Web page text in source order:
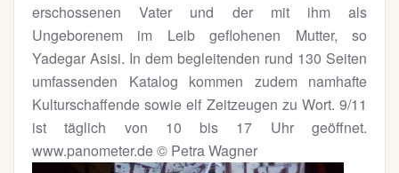
erschossenen Vater und der mit ihm als
Ungeborenem im Leib geflohenen Mutter, so
Yadegar Asisi. In dem begleitenden rund 130 Seiten
umfassenden Katalog kommen zudem namhafte
Kulturschaffende sowie elf Zeitzeugen zu Wort. 9/11
ist täglich von 10 bis 17 Uhr geöffnet.
www.panometer.de © Petra Wagner